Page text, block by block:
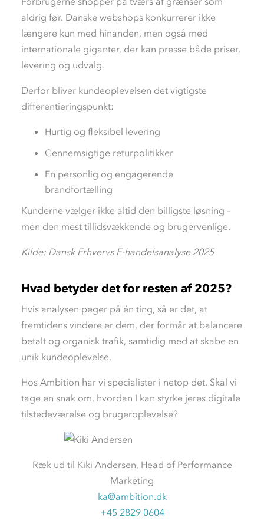
aldrig før. Danske webshops konkurrerer ikke
længere kun med hinanden, men også med
internationale giganter, der kan presse både priser,
levering og udvalg.
Derfor bliver kundeoplevelsen det vigtigste
differentieringspunkt:
Hurtig og fleksibel levering
Gennemsigtige returpolitikker
En personlig og engagerende
brandfortælling
Kunderne vælger ikke altid den billigste løsning –
men den mest tillidsvækkende og brugervenlige.
Kilde: Dansk Erhvervs E-handelsanalyse 2025
Hvad betyder det for resten af 2025?
Hvis analysen peger på én ting, så er det, at
fremtidens vindere er dem, der formår at balancere
betalt og organisk trafik, samtidig med at skabe en
unik kundeoplevelse.
Hos Ambition har vi specialister i netop det. Skal vi
tage en snak om, hvordan I kan styrke jeres digitale
tilstedeværelse og brugeroplevelse?
Ræk ud til Kiki Andersen, Head of Performance
Marketing
ka@ambition.dk
+45 2829 0604